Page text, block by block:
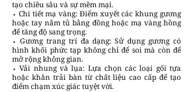
tạo chiều sâu và sự mềm mại.
⬩ Chi tiết mạ vàng: Điểm xuyết các khung gương
hoặc tay nắm tủ bằng đồng hoặc mạ vàng hồng
để tăng độ sang trọng.
⬩ Gương trang trí đa dạng: Sử dụng gương có
hình khối phức tạp không chỉ để soi mà còn để
mở rộng không gian.
⬩ Vải nhung và lụa: Lựa chọn các loại gối tựa
hoặc khăn trải bàn từ chất liệu cao cấp để tạo
điểm chạm xúc giác tuyệt vời.